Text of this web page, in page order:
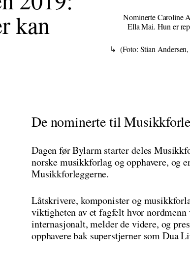
(Foto: Stian
kan
De nominerte til
Dagen før Bylarm starter deles
norske musikkforlag og opphavere, og
Musikkforleggerne.
Låtskrivere, komponister og
viktigheten av et fagfelt hvor
internasjonalt, melder de videre, og
opphavere bak superstjerner som Dua